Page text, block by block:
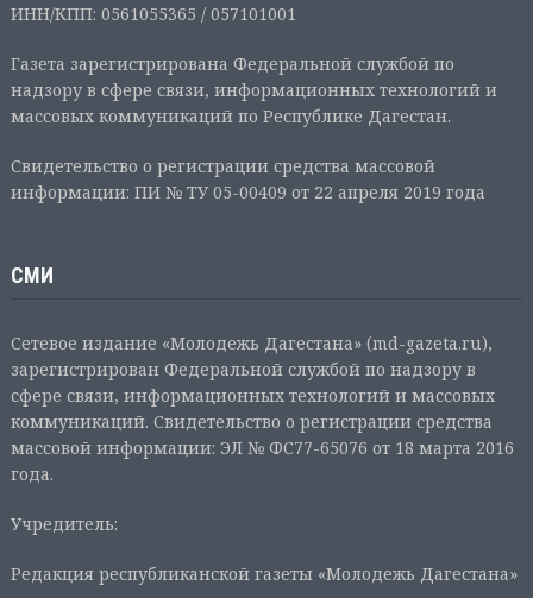
ИНН/КПП: 0561055365 / 057101001
Газета зарегистрирована Федеральной службой по
надзору в сфере связи, информационных технологий и
массовых коммуникаций по Республике Дагестан.
Свидетельство о регистрации средства массовой
информации: ПИ № ТУ 05-00409 от 22 апреля 2019 года
СМИ
Сетевое издание «Молодежь Дагестана» (md-gazeta.ru),
зарегистрирован Федеральной службой по надзору в
сфере связи, информационных технологий и массовых
коммуникаций. Свидетельство о регистрации средства
массовой информации: ЭЛ № ФС77-65076 от 18 марта 2016
года.
Учредитель:
Редакция республиканской газеты «Молодежь Дагестана»